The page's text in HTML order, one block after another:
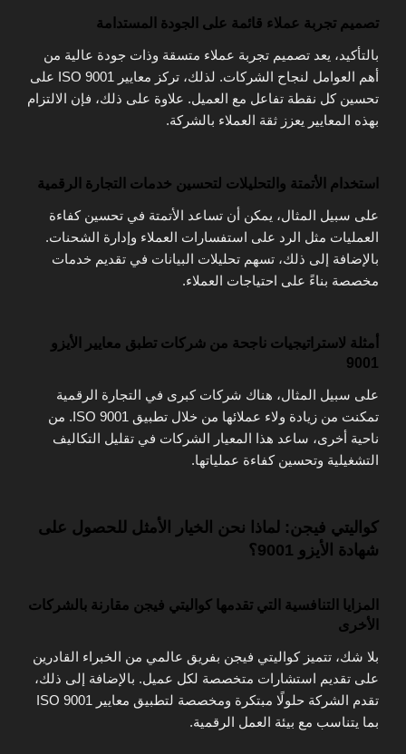
تصميم تجربة عملاء قائمة على الجودة المستدامة
بالتأكيد، يعد تصميم تجربة عملاء متسقة وذات جودة عالية من
أهم العوامل لنجاح الشركات. لذلك، تركز معايير ISO 9001 على
تحسين كل نقطة تفاعل مع العميل. علاوة على ذلك، فإن الالتزام
بهذه المعايير يعزز ثقة العملاء بالشركة.
استخدام الأتمتة والتحليلات لتحسين خدمات التجارة الرقمية
على سبيل المثال، يمكن أن تساعد الأتمتة في تحسين كفاءة
العمليات مثل الرد على استفسارات العملاء وإدارة الشحنات.
بالإضافة إلى ذلك، تسهم تحليلات البيانات في تقديم خدمات
مخصصة بناءً على احتياجات العملاء.
أمثلة لاستراتيجيات ناجحة من شركات تطبق معايير الأيزو
9001
على سبيل المثال، هناك شركات كبرى في التجارة الرقمية
تمكنت من زيادة ولاء عملائها من خلال تطبيق ISO 9001. من
ناحية أخرى، ساعد هذا المعيار الشركات في تقليل التكاليف
التشغيلية وتحسين كفاءة عملياتها.
كواليتي فيجن: لماذا نحن الخيار الأمثل للحصول على
شهادة الأيزو 9001؟
المزايا التنافسية التي تقدمها كواليتي فيجن مقارنة بالشركات
الأخرى
بلا شك، تتميز كواليتي فيجن بفريق عالمي من الخبراء القادرين
على تقديم استشارات متخصصة لكل عميل. بالإضافة إلى ذلك،
تقدم الشركة حلولًا مبتكرة ومخصصة لتطبيق معايير ISO 9001
بما يتناسب مع بيئة العمل الرقمية.